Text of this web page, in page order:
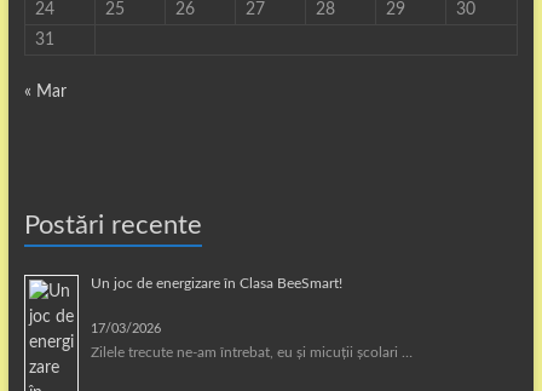
24
25 26 27 28 29
30
31
« Mar
Postări recente
Un joc de energizare în Clasa BeeSmart!
17/03/2026
Zilele trecute ne-am întrebat, eu și micuții școlari …